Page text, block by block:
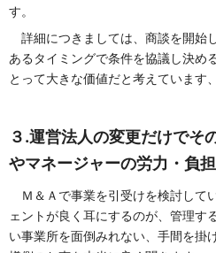
す。
詳細につきましては、商談を開始
あるタイミングで条件を協議し決め
とって大きな価値だと考えています、
３.運営法人の変更だけでそ
やマネージャーの労力・負担
Ｍ＆Ａで事業を引受けを検討して
ェントが良く耳にするのが、管理す
い事業所を面倒みれない、手間を掛